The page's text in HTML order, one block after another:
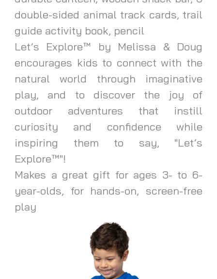
double-sided animal track cards, trail
guide activity book, pencil
Let’s Explore™ by Melissa & Doug
encourages kids to connect with the
natural world through imaginative
play, and to discover the joy of
outdoor adventures that instill
curiosity and confidence while
inspiring them to say, "Let’s
Explore™"!
Makes a great gift for ages 3- to 6-
year-olds, for hands-on, screen-free
play